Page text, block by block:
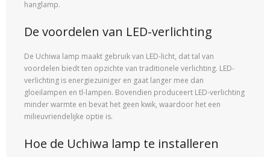
hanglamp.
De voordelen van LED-verlichting
De Uchiwa lamp maakt gebruik van LED-licht, dat tal van
voordelen biedt ten opzichte van traditionele verlichting. LED-
verlichting is energiezuiniger en gaat langer mee dan
gloeilampen en tl-lampen. Bovendien produceert LED-verlichting
minder warmte en bevat het geen kwik, waardoor het een
milieuvriendelijke optie is.
Hoe de Uchiwa lamp te installeren